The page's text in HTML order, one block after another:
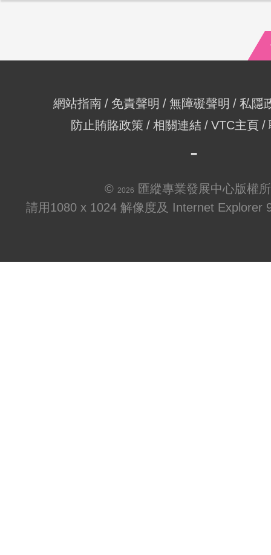
網站指南 免責聲明 無障礙聲明
私隱
防止賄賂政策
相關連結 VTC主頁
© 2026
匯縱專業發展中心版權
請用1080 x 1024 解像度及 Internet Explorer